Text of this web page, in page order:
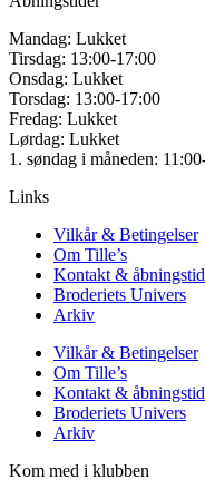
Mandag: Lukket
Tirsdag: 13:00-17:00
Onsdag: Lukket
Torsdag: 13:00-17:00
Fredag: Lukket
Lørdag: Lukket
1. søndag i måneden:
Links
Vilkår & Betingelser
Om Tille’s
Kontakt &
Broderiets Univers
Arkiv
Vilkår & Betingelser
Om Tille’s
Kontakt &
Broderiets Univers
Arkiv
Kom med i klubben